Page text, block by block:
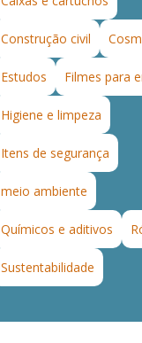
Construção civil
Estudos Filmes para
Higiene e limpeza
Itens de segurança
meio ambiente
Químicos e aditivos
Sustentabilidade